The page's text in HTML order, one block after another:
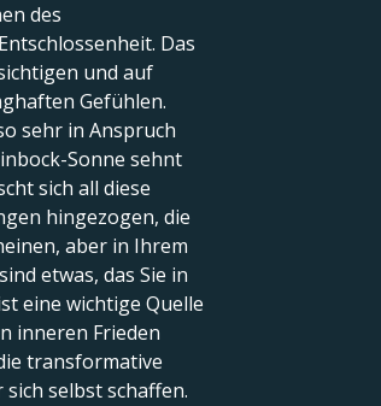
des
Das
und auf
Gefühlen.
sehr in Anspruch
Sonne sehnt
sich all diese
hingezogen, die
aber in Ihrem
etwas, das Sie in
eine wichtige Quelle
inneren Frieden
transformative
selbst schaffen.